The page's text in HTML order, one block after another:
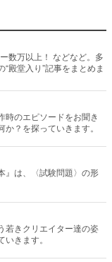
数万以上！ などなど。多
殿堂入り”記事をまとめま
時のエピソードをお聞き
？を探っていきます。
』は、〈試験問題〉の形
若きクリエイター達の姿
きます。